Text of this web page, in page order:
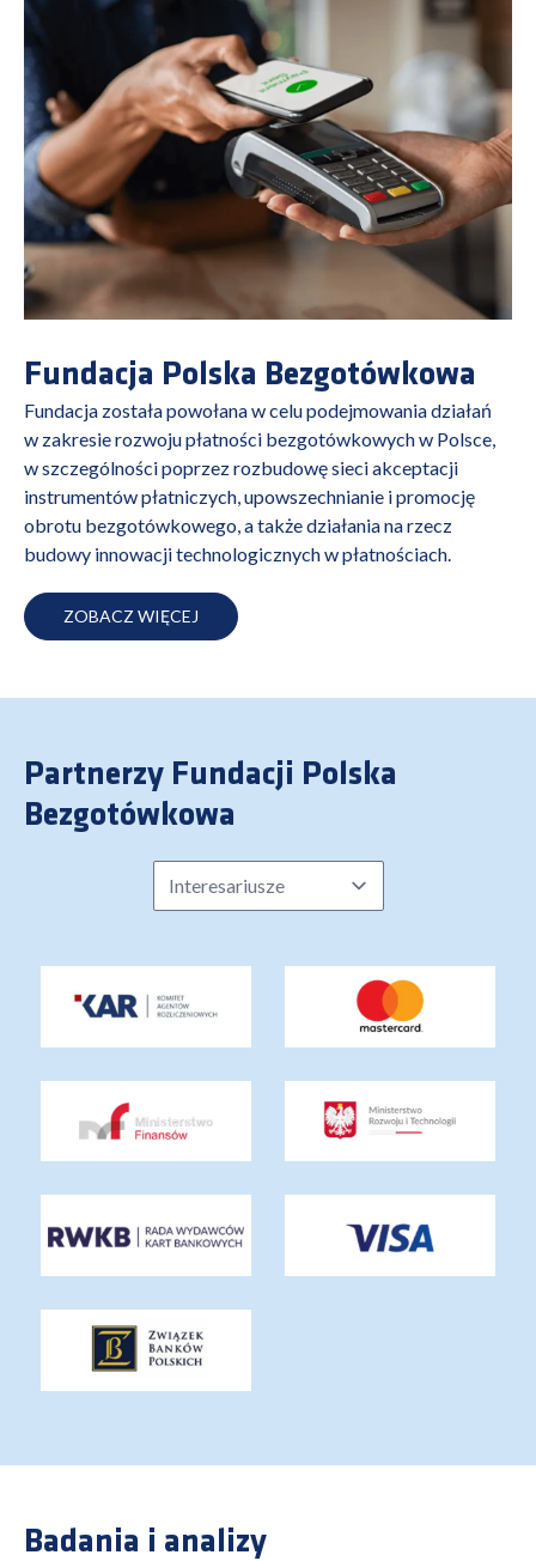
Fundacja Polska Bezgotówkowa
Fundacja została powołana w celu podejmowania działań
w zakresie rozwoju płatności bezgotówkowych w Polsce,
w szczególności poprzez rozbudowę sieci akceptacji
instrumentów płatniczych, upowszechnianie i promocję
obrotu bezgotówkowego, a także działania na rzecz
budowy innowacji technologicznych w płatnościach.
ZOBACZ WIĘCEJ
Partnerzy Fundacji Polska
Bezgotówkowa
Partner Type
Badania i analizy